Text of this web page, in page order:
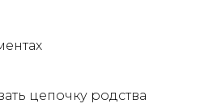
цепочку родства